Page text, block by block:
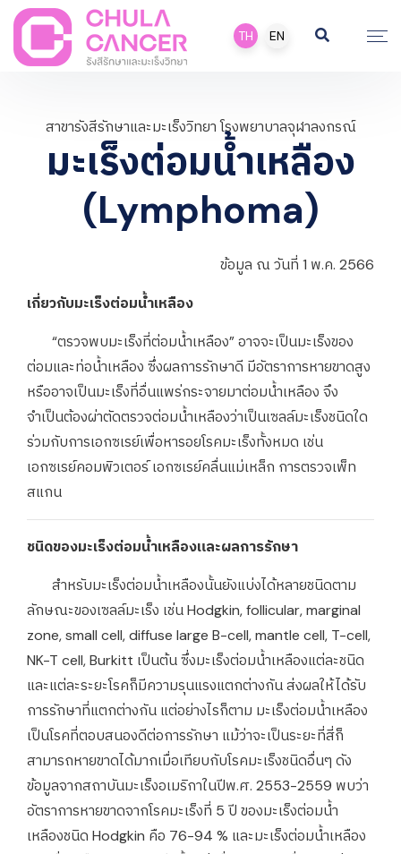
TH EN
สาขารังสีรักษาและมะเร็งวิทยา โรงพยาบาลจุฬาลงกรณ์
มะเร็งต่อมน้ำเหลือง
(Lymphoma)
ข้อมูล ณ วันที่ 1 พ.ค. 2566
เกี่ยวกับมะเร็งต่อมน้ำเหลือง
“ตรวจพบมะเร็งที่ต่อมน้ำเหลือง” อาจจะเป็นมะเร็งของ
ต่อมและท่อน้ำเหลือง ซึ่งผลการรักษาดี มีอัตราการหายขาดสูง
หรืออาจเป็นมะเร็งที่อื่นแพร่กระจายมาต่อมน้ำเหลือง จึง
จำเป็นต้องผ่าตัดตรวจต่อมน้ำเหลืองว่าเป็นเซลล์มะเร็งชนิดใด
ร่วมกับการเอกซเรย์เพื่อหารอยโรคมะเร็งทั้งหมด เช่น
เอกซเรย์คอมพิวเตอร์ เอกซเรย์คลื่นแม่เหล็ก การตรวจเพ็ท
สแกน
ชนิดของมะเร็งต่อมน้ำเหลืองและผลการรักษา
สำหรับมะเร็งต่อมน้ำเหลืองนั้นยังแบ่งได้หลายชนิดตาม
ลักษณะของเซลล์มะเร็ง เช่น Hodgkin, follicular, marginal
zone, small cell, diffuse large B-cell, mantle cell, T-cell,
NK-T cell, Burkitt เป็นต้น ซึ่งมะเร็งต่อมน้ำเหลืองแต่ละชนิด
และแต่ละระยะโรคก็มีความรุนแรงแตกต่างกัน ส่งผลให้ได้รับ
การรักษาที่แตกต่างกัน แต่อย่างไรก็ตาม มะเร็งต่อมน้ำเหลือง
เป็นโรคที่ตอบสนองดีต่อการรักษา แม้ว่าจะเป็นระยะที่สี่ก็
สามารถหายขาดได้มากเมื่อเทียบกับโรคมะเร็งชนิดอื่นๆ ดัง
ข้อมูลจากสถาบันมะเร็งอเมริกาในปีพ.ศ. 2553-2559 พบว่า
อัตราการหายขาดจากโรคมะเร็งที่ 5 ปี ของมะเร็งต่อมน้ำ
เหลืองชนิด Hodgkin คือ 76-94 % และมะเร็งต่อมน้ำเหลือง